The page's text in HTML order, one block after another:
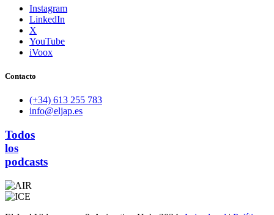
Instagram
LinkedIn
X
YouTube
iVoox
Contacto
(+34) 613 255 783
info@eljap.es
Todos
los
podcasts